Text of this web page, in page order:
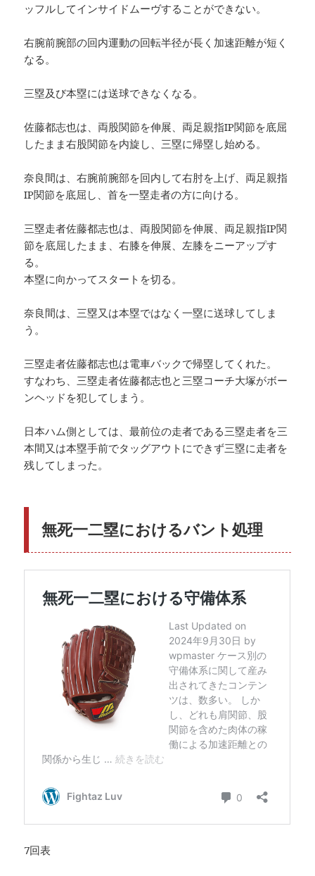
ッフルしてインサイドムーヴすることができない。
右腕前腕部の回内運動の回転半径が長く加速距離が短く
なる。
三塁及び本塁には送球できなくなる。
佐藤都志也は、両股関節を伸展、両足親指IP関節を底屈
したまま右股関節を内旋し、三塁に帰塁し始める。
奈良間は、右腕前腕部を回内して右肘を上げ、両足親指
IP関節を底屈し、首を一塁走者の方に向ける。
三塁走者佐藤都志也は、両股関節を伸展、両足親指IP関
節を底屈したまま、右膝を伸展、左膝をニーアップす
る。
本塁に向かってスタートを切る。
奈良間は、三塁又は本塁ではなく一塁に送球してしま
う。
三塁走者佐藤都志也は電車バックで帰塁してくれた。
すなわち、三塁走者佐藤都志也と三塁コーチ大塚がボー
ンヘッドを犯してしまう。
日本ハム側としては、最前位の走者である三塁走者を三
本間又は本塁手前でタッグアウトにできず三塁に走者を
残してしまった。
無死一二塁におけるバント処理
7回表